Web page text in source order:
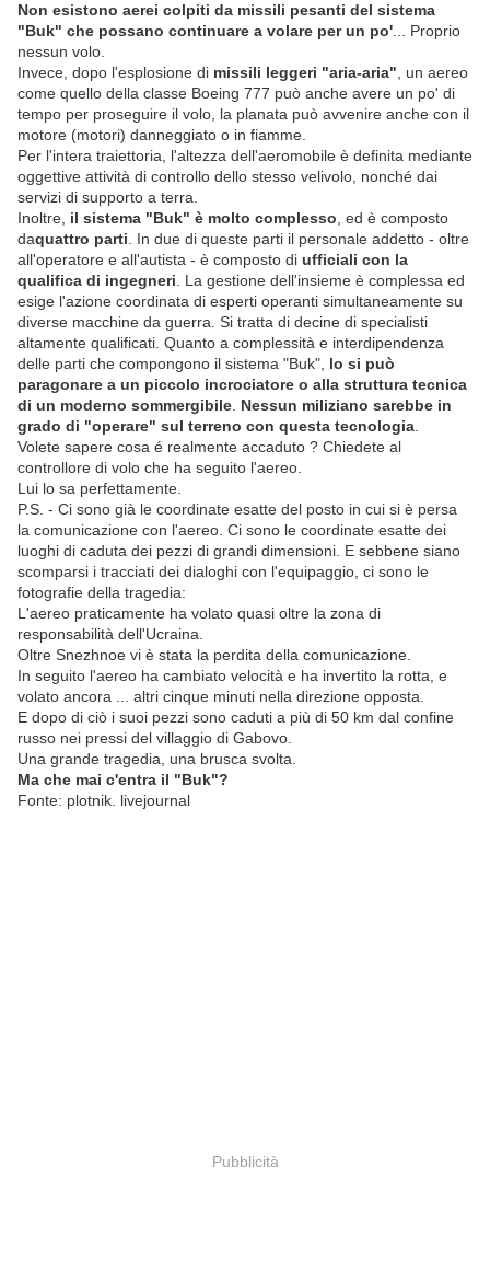
Nоn esistono aerei colpiti da missili pesanti del sistema
"Buk" che possano continuare a volare per un po' ... Proprio
nessun volo.
Invece, dopo l'esplosione di missili leggeri "aria-aria" , un aereo
come quello della classe Boeing 777 può anche avere un po' di
tempo per proseguire il volo, la planata può avvenire anche con il
motore (motori) danneggiato o in fiamme.
Per l'intera traiettoria, l'altezza dell'aeromobile è definita mediante
oggettive attività di controllo dello stesso velivolo, nonché dai
servizi di supporto a terra.
Inoltre, il sistema "Buk" è molto complesso , ed è composto
daquattro parti . In due di queste parti il personale addetto - oltre
all'operatore e all'autista - è composto di ufficiali con la
qualifica di ingegneri . La gestione dell'insieme è complessa ed
esige l'azione coordinata di esperti operanti simultaneamente su
diverse macchine da guerra. Si tratta di decine di specialisti
altamente qualificati. Quanto a complessità e interdipendenza
delle parti che compongono il sistema "Buk", lo si può
paragonare a un piccolo incrociatore o alla struttura tecnica
di un moderno sommergibile Nessun miliziano sarebbe in
grado di "operare" sul terreno con questa tecnologia
Volete sapere cosa é realmente accaduto ? Chiedete al
controllore di volo che ha seguito l'aereo.
Lui lo sa perfettamente.
P.S. - Ci sono già le coordinate esatte del posto in cui si è persa
la comunicazione con l'aereo. Ci sono le coordinate esatte dei
luoghi di caduta dei pezzi di grandi dimensioni. E sebbene siano
scomparsi i tracciati dei dialoghi con l'equipaggio, ci sono le
fotografie della tragedia:
L'aereo praticamente ha volato quasi oltre la zona di
responsabilità dell'Ucraina.
Oltre Snezhnoe vi è stata la perdita della comunicazione.
In seguito l'aereo ha cambiato velocità e ha invertito la rotta, e
volato ancora ... altri cinque minuti nella direzione opposta.
E dopo di ciò i suoi pezzi sono caduti a più di 50 km dal confine
russo nei pressi del villaggio di Gabovo.
Una grande tragedia, una brusca svolta.
Ma che mai c'entra il "Buk"?
Fonte: plotnik. livejournal
Pubblicità